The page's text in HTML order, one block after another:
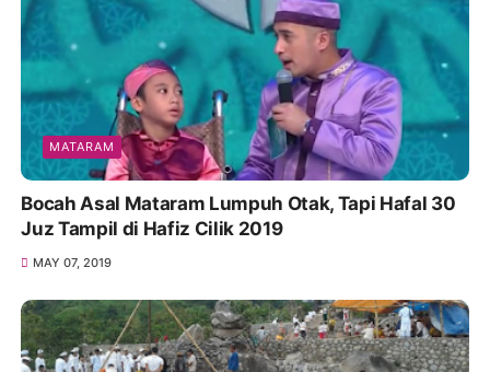
MATARAM
Bocah Asal Mataram Lumpuh Otak, Tapi Hafal 30
Juz Tampil di Hafiz Cilik 2019
MAY 07, 2019